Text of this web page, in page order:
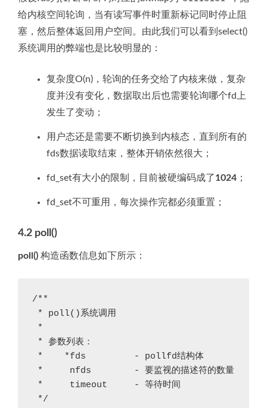
给内核空间轮询，当有读写事件时重新标记同时停止阻
塞，然后整体返回用户空间。由此我们可以看到select()
系统调用的弊端也是比较明显的：
复杂度O(n)，轮询的任务交给了内核来做，复杂
度并没有变化，数据取出后也需要轮询哪个fd上
发生了变动；
用户态还是需要不断切换到内核态，直到所有的
fds数据读取结束，整体开销依然很大；
fd_set有大小的限制，目前被硬编码成了1024 ；
fd_set不可重用，每次操作完都必须重置；
4.2 poll()
poll() 构造函数信息如下所示：
/**
* poll()系统调用
*
* 参数列表：
*    *fds         - pollfd结构体
*     nfds        - 要监视的描述符的数量
*     timeout     - 等待时间
*/